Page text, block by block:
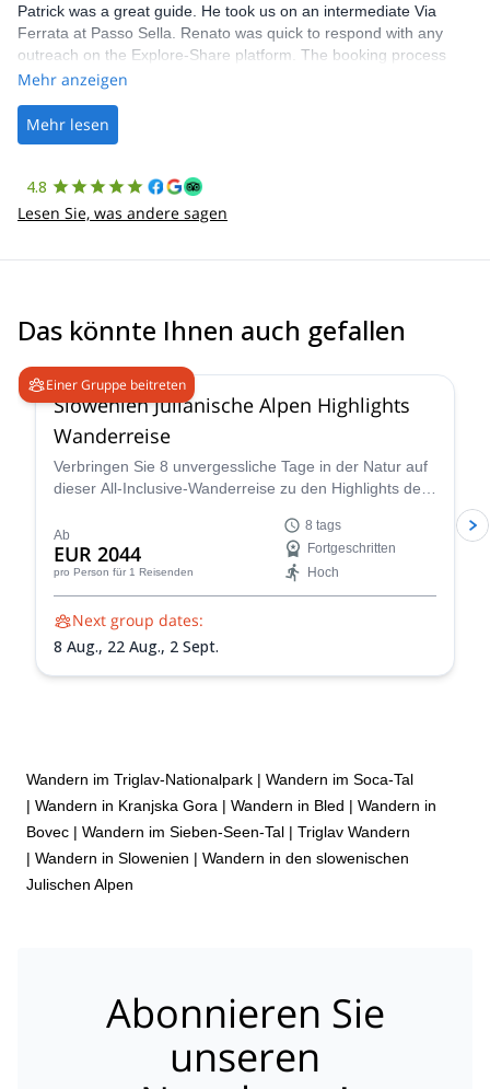
Patrick was a great guide. He took us on an intermediate Via
Ferrata at Passo Sella. Renato was quick to respond with any
outreach on the Explore-Share platform. The booking process
was straightforward, and once Patrick was confirmed, all went
the platform.
Mehr anzeigen
Mehr lesen
4.8
Lesen Sie, was andere sagen
Das könnte Ihnen auch gefallen
Einer Gruppe beitreten
5.0
Slowenien Julianische Alpen Highlights
Wanderreise
Verbringen Sie 8 unvergessliche Tage in der Natur auf
dieser All-Inclusive-Wanderreise zu den Highlights der
der beeindruckendsten Naturorte des Landes, darunter
den Triglav-Nationalpark, den Bohinjer See, den Bleder
See und das Soča-Tal.
Ab
EUR 2044
pro Person für 1 Reisenden
8 tags
Fortgeschritten
Hoch
Next group dates:
8 Aug., 22 Aug., 2 Sept.
Wandern im Triglav-Nationalpark | Wandern im Soca-Tal
| Wandern in Kranjska Gora | Wandern in Bled | Wandern in
Bovec | Wandern im Sieben-Seen-Tal | Triglav Wandern
| Wandern in Slowenien | Wandern in den slowenischen
Julischen Alpen
Abonnieren Sie
unseren